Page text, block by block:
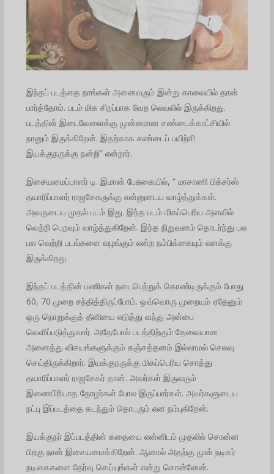
இந்தப் படத்தை நாங்கள் அனைவரும் இன்று காலையில் தான்
பார்த்தோம். படம் மிக சிறப்பாக வேற லெவலில் இருக்கிறது.
படத்தின் இடைவேளைக்கு முன்னரான சண்டைக்காட்சியில்
நானும் இருக்கிறேன். இதற்காக சண்டைப் பயிற்சி
இயக்குநருக்கு நன்றி” என்றார்.
இசையமைப்பாளர் டி. இமான் பேசுகையில், ” மாசாணி பிக்சர்ஸ்
தயாரிப்பாளர் ராஜசேகருக்கு என்னுடைய வாழ்த்துக்கள்.
அவருடைய முதல் படம் இது. இந்த படம் மிகப்பெரிய அளவில்
வெற்றி பெறவும் வாழ்த்துகிறேன். இந்த நிறுவனம் தொடர்ந்து பல
பல வெற்றி படங்களை வழங்கும் என்ற நம்பிக்கையும் எனக்கு
இருக்கிறது.
இந்தப் படத்தின் பணிகள் நடைபெற்றுக் கொண்டிருக்கும் போது
60, 70 முறை சந்தித்திருப்போம். ஒவ்வொரு முறையும் ஏதேனும்
ஒரு நொறுக்குத் தீனியை எடுத்து வந்து அன்பை
வெளிப்படுத்துவார். அதேபோல் படத்திற்கும் தேவையான
அனைத்து விசயங்களுக்கும் கஞ்சத்தனம் இல்லாமல் செலவு
செய்திருக்கிறார். இயக்குநருக்கு மிகப்பெரிய சொத்து
தயாரிப்பாளர் ராஜசேகர் தான். அவர்கள் இருவரும்
இணைபிரியாத தோழர்கள் போல இருப்பார்கள். அவர்களுடைய
நட்பு இப்படத்தை கடந்தும் தொடரும் என நம்புகிறேன்.
இயக்குநர் இப்படத்தின் கதையை என்னிடம் முதலில் சொன்ன
பிறகு நான் இசையமைக்கிறேன். ஆனால் அதற்கு முன் நடிகர்
நடிகைகளை தேர்வு செய்யுங்கள் என்று சொன்னேன்.